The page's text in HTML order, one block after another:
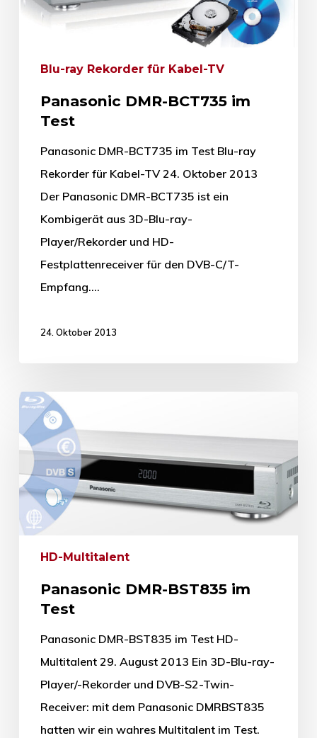
Blu-ray Rekorder für Kabel-TV
Panasonic DMR-BCT735 im
Test
Panasonic DMR-BCT735 im Test Blu-ray
Rekorder für Kabel-TV 24. Oktober 2013
Der Panasonic DMR-BCT735 ist ein
Kombigerät aus 3D-Blu-ray-
Player/Rekorder und HD-
Festplattenreceiver für den DVB-C/T-
Empfang.…
24. Oktober 2013
HD-Multitalent
Panasonic DMR-BST835 im
Test
Panasonic DMR-BST835 im Test HD-
Multitalent 29. August 2013 Ein 3D-Blu-ray-
Player/-Rekorder und DVB-S2-Twin-
Receiver: mit dem Panasonic DMRBST835
hatten wir ein wahres Multitalent im Test.